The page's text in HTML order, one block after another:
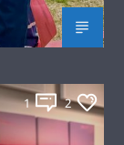
1 2